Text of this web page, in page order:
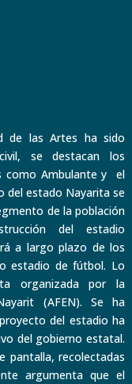
de las Artes ha sido
se destacan los
como Ambulante y el
del estado Nayarita se
de la población
del estadio
a largo plazo de los
estadio de fútbol. Lo
organizada por la
(AFEN). Se ha
del estadio ha
del gobierno estatal.
pantalla, recolectadas
argumenta que el